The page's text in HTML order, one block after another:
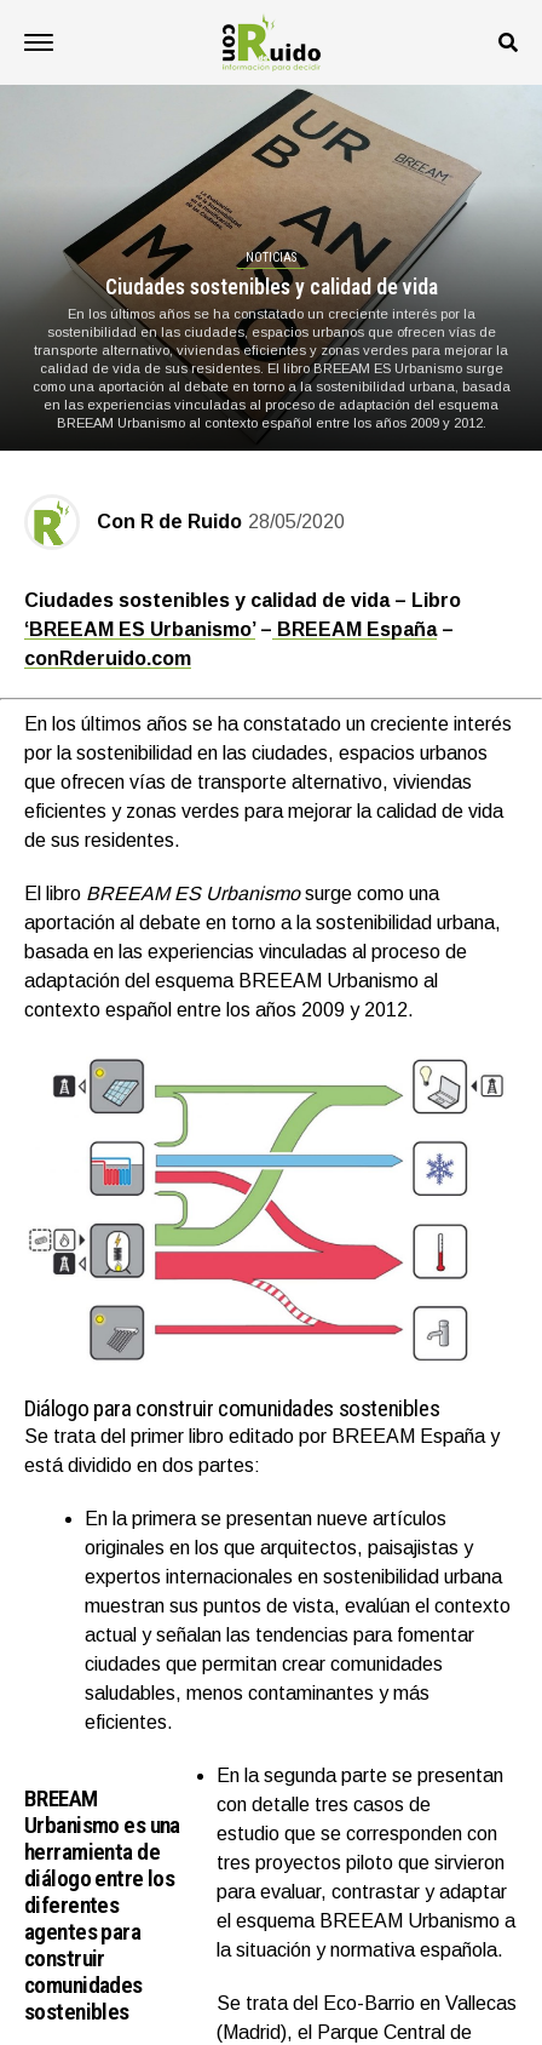
NOTICIAS
Ciudades sostenibles y calidad de vida
En los últimos años se ha constatado un creciente interés por la
sostenibilidad en las ciudades, espacios urbanos que ofrecen vías de
transporte alternativo, viviendas eficientes y zonas verdes para mejorar la
calidad de vida de sus residentes. El libro BREEAM ES Urbanismo surge
como una aportación al debate en torno a la sostenibilidad urbana, basada
en las experiencias vinculadas al proceso de adaptación del esquema
BREEAM Urbanismo al contexto español entre los años 2009 y 2012.
Con R de Ruido 28/05/2020
Ciudades sostenibles y calidad de vida – Libro
‘BREEAM ES Urbanismo’– B REEAM España–
conRderuido.com
En los últimos años se ha constatado un creciente interés
por la sostenibilidad en las ciudades, espacios urbanos
que ofrecen vías de transporte alternativo, viviendas
eficientes y zonas verdes para mejorar la calidad de vida
de sus residentes.
El libro BREEAM ES Urbanismosurge como una
aportación al debate en torno a la sostenibilidad urbana,
basada en las experiencias vinculadas al proceso de
adaptación del esquema BREEAM Urbanismo al
contexto español entre los años 2009 y 2012.
Diálogo para construir comunidades sostenibles
Se trata del primer libro editado por BREEAM España y
está dividido en dos partes:
En la primera se presentan nueve artículos
originales en los que arquitectos, paisajistas y
expertos internacionales en sostenibilidad urbana
muestran sus puntos de vista, evalúan el contexto
actual y señalan las tendencias para fomentar
ciudades que permitan crear comunidades
saludables, menos contaminantes y más
eficientes.
BREEAM
Urbanismo es una
herramienta de
diálogo entre los
diferentes
agentes para
construir
comunidades
sostenibles
En la segunda parte se presentan
con detalle tres casos de
estudio que se corresponden con
tres proyectos piloto que sirvieron
para evaluar, contrastar y adaptar
el esquema BREEAM Urbanismo a
la situación y normativa española.
Se trata del Eco-Barrio en Vallecas
(Madrid), el Parque Central de